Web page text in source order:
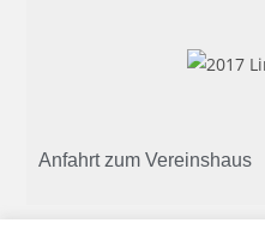
Anfahrt zum Vereinshaus